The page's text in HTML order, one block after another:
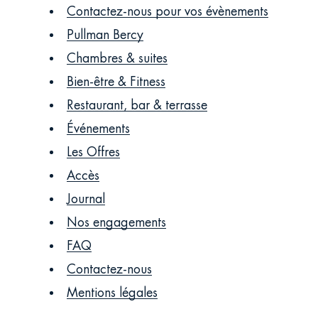
Contactez-nous pour vos évènements
Pullman Bercy
Chambres & suites
Bien-être & Fitness
Restaurant, bar & terrasse
Événements
Les Offres
Accès
Journal
Nos engagements
FAQ
Contactez-nous
Mentions légales